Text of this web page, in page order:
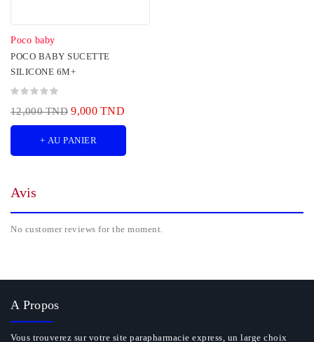
Poco baby
POCO BABY SUCETTE
SILICONE 6M+
12,000 TND 9,000 TND
+ AU PANIER
Avis
No customer reviews for the moment.
A Propos
Vous trouverez sur votre site parapharmacie express, un large choix